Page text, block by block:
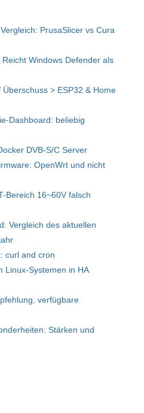
PrusaSlicer vs Cura
Windows Defender als
> ESP32 & Home
Dashboard: beliebig
DVB-S/C Server
OpenWrt und nicht
Bereich 16~60V falsch
Vergleich des aktuellen
curl and cron
Linux-Systemen in HA
verfügbare
Stärken und